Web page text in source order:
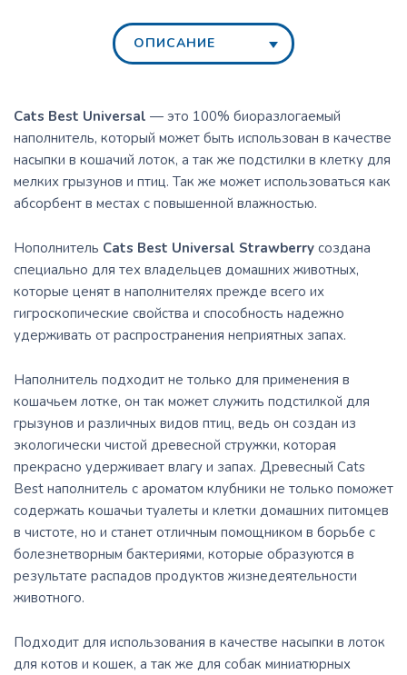
ОПИСАНИЕ
Cats Best Universal — это 100% биоразлогаемый
наполнитель, который может быть использован в качестве
насыпки в кошачий лоток, а так же подстилки в клетку для
мелких грызунов и птиц. Так же может использоваться как
абсорбент в местах с повышенной влажностью.
Нополнитель Cats Best Universal Strawberry создана
специально для тех владельцев домашних животных,
которые ценят в наполнителях прежде всего их
гигроскопические свойства и способность надежно
удерживать от распространения неприятных запах.
Наполнитель подходит не только для применения в
кошачьем лотке, он так может служить подстилкой для
грызунов и различных видов птиц, ведь он создан из
экологически чистой древесной стружки, которая
прекрасно удерживает влагу и запах. Древесный Cats
Best наполнитель с ароматом клубники не только поможет
содержать кошачьи туалеты и клетки домашних питомцев
в чистоте, но и станет отличным помощником в борьбе с
болезнетворным бактериями, которые образуются в
результате распадов продуктов жизнедеятельности
животного.
Подходит для использования в качестве насыпки в лоток
для котов и кошек, а так же для собак миниатюрных